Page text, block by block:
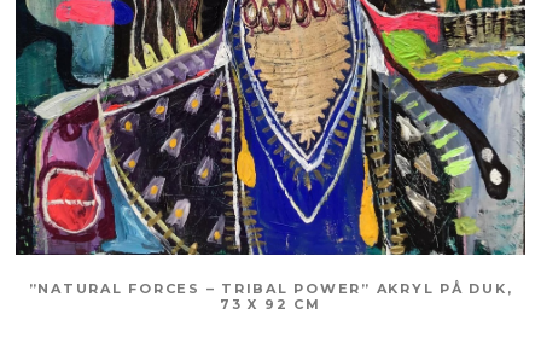
”NATURAL FORCES – TRIBAL POWER” AKRYL PÅ DUK,
73 X 92 CM